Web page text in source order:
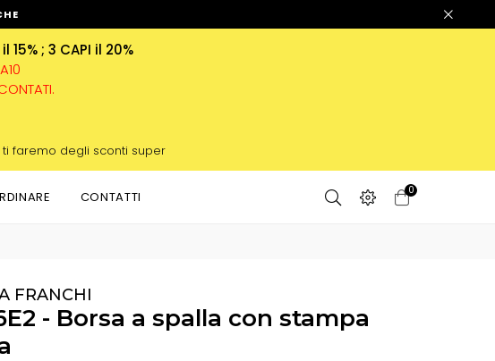
15% ; 3 CAPI il 20%
faremo degli sconti super
CONTATTI 0
FRANCHI
- Borsa a spalla con stampa